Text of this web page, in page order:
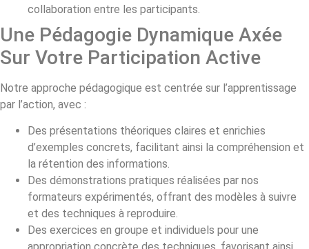
collaboration entre les participants.
Une Pédagogie Dynamique Axée
Sur Votre Participation Active
Notre approche pédagogique est centrée sur l’apprentissage
par l’action, avec :
Des présentations théoriques claires et enrichies
d’exemples concrets, facilitant ainsi la compréhension et
la rétention des informations.
Des démonstrations pratiques réalisées par nos
formateurs expérimentés, offrant des modèles à suivre
et des techniques à reproduire.
Des exercices en groupe et individuels pour une